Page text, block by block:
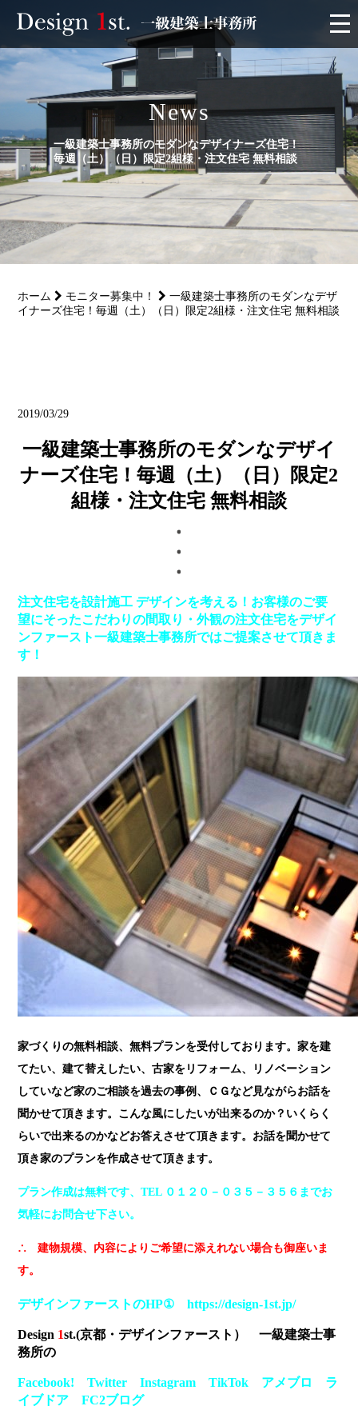
モニター
施工実績・施工事例
リフォーム
サービス
News
一級建築士事務所のモダンなデザイナーズ住宅！
毎週（土）（日）限定2組様・注文住宅 無料相談
ホーム モニター募集中！
一級建築士事務所のモダンなデザ
イナーズ住宅！毎週（土）（日）限定2組様・注文住宅 無料相談
2019/03/29
一級建築士事務所のモダンなデザイ
ナーズ住宅！毎週（土）（日）限定2
組様・注文住宅 無料相談
注文住宅を設計施工 デザインを考える！お客様のご要
望にそったこだわりの間取り・外観の注文住宅をデザイ
ンファースト一級建築士事務所ではご提案させて頂きま
す！
家づくりの無料相談、無料プランを受付しております。家を建
てたい、建て替えしたい、古家をリフォーム、リノベーション
していなど家のご相談を過去の事例、ＣＧなど見ながらお話を
聞かせて頂きます。こんな風にしたいが出来るのか？いくらく
らいで出来るのかなどお答えさせて頂きます。お話を聞かせて
頂き家のプランを作成させて頂きます。
プラン作成は無料です、TEL ０１２０－０３５－３５６までお
気軽にお問合せ下さい。
∴ 建物規模、内容によりご希望に添えれない場合も御座いま
す。
デザインファーストのHP① https://design-1st.jp/
Design 1st.(京都・デザインファースト） 一級建築士事
務所の
Facebook! Twitter Instagram TikTok アメブロ
ラ
イブドア
FC2ブログ